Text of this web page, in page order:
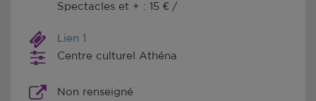
Spectacles et + : 15 € /
Lien 1
Centre culturel Athéna
Non renseigné